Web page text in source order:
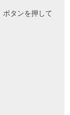
ボタンを押して